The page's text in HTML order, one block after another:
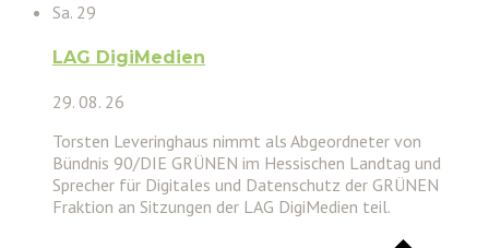
Sa. 29
LAG DigiMedien
29. 08. 26
Torsten Leveringhaus nimmt als Abgeordneter von
Bündnis 90/DIE GRÜNEN im Hessischen Landtag und
Sprecher für Digitales und Datenschutz der GRÜNEN
Fraktion an Sitzungen der LAG DigiMedien teil.